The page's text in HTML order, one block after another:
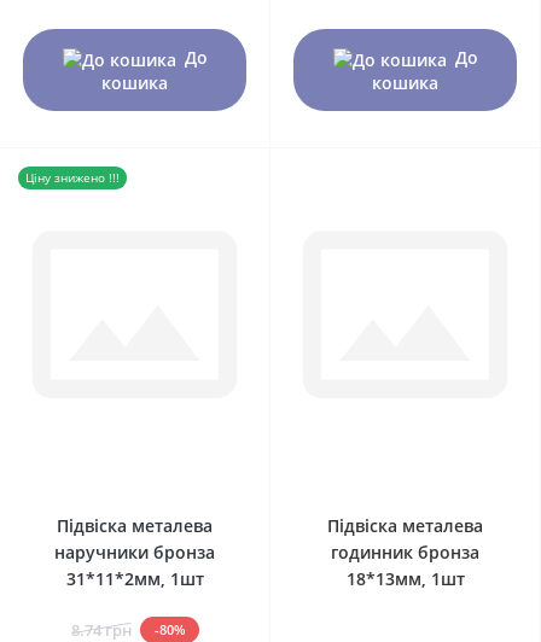
До
кошика
До
кошика
Ціну знижено !!!
Підвіска металева
наручники бронза
31*11*2мм, 1шт
8.74 грн -80%
Підвіска металева
годинник бронза
18*13мм, 1шт